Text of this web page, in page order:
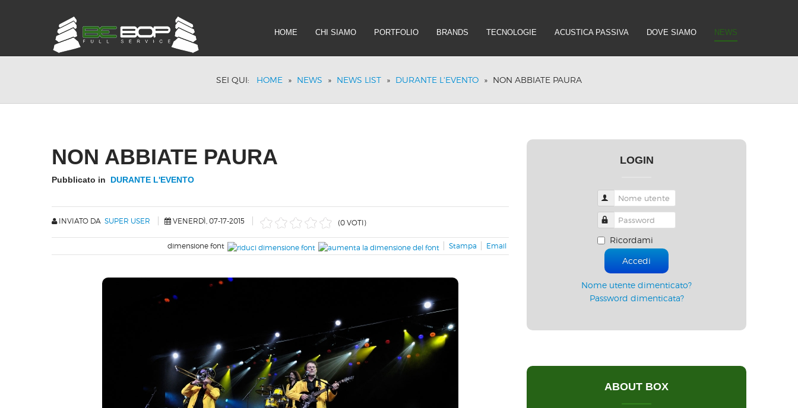
HOME CHI SIAMO PORTFOLIO BRANDS TECNOLOGIE ACUSTICA PASSIVA DOVE SIAMO NEWS
SEI QUI: HOME » NEWS » NEWS LIST » DURANTE L'EVENTO » NON ABBIATE PAURA
NON ABBIATE PAURA
Pubblicato in DURANTE L'EVENTO
INVIATO DA SUPER USER VENERDÌ, 07-17-2015 (0 VOTI)
dimensione font Stampa Email
LOGIN
Nome utente
Password
Ricordami
Accedi
Nome utente dimenticato?
Password dimenticata?
ABOUT BOX